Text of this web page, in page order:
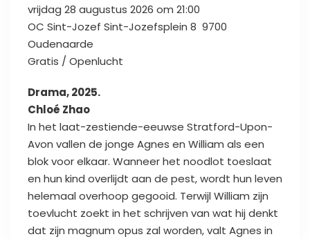
vrijdag 28 augustus 2026 om 21:00
OC Sint-Jozef Sint-Jozefsplein 8 9700
Oudenaarde
Gratis / Openlucht
Drama, 2025.
Chloé Zhao
In het laat-zestiende-eeuwse Stratford-Upon-
Avon vallen de jonge Agnes en William als een
blok voor elkaar. Wanneer het noodlot toeslaat
en hun kind overlijdt aan de pest, wordt hun leven
helemaal overhoop gegooid. Terwijl William zijn
toevlucht zoekt in het schrijven van wat hij denkt
dat zijn magnum opus zal worden, valt Agnes in